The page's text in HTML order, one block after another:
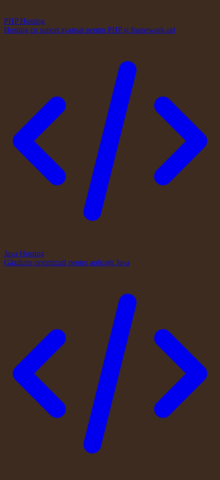
PHP Hosting
Hosting cu suport avansat pentru PHP și framework-uri
Java Hosting
Găzduire optimizată pentru aplicații Java